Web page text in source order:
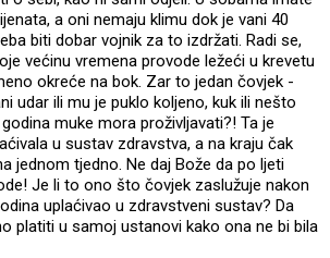
a oni nemaju klimu dok je vani 40
biti dobar vojnik za to izdržati. Radi se,
većinu vremena provode ležeći u krevetu
okreće na bok. Zar to jedan čovjek -
udar ili mu je puklo koljeno, kuk ili nešto
muke mora proživljavati?! Ta je
u sustav zdravstva, a na kraju čak
jednom tjedno. Ne daj Bože da po ljeti
Je li to ono što čovjek zaslužuje nakon
uplaćivao u zdravstveni sustav? Da
platiti u samoj ustanovi kako ona ne bi bila